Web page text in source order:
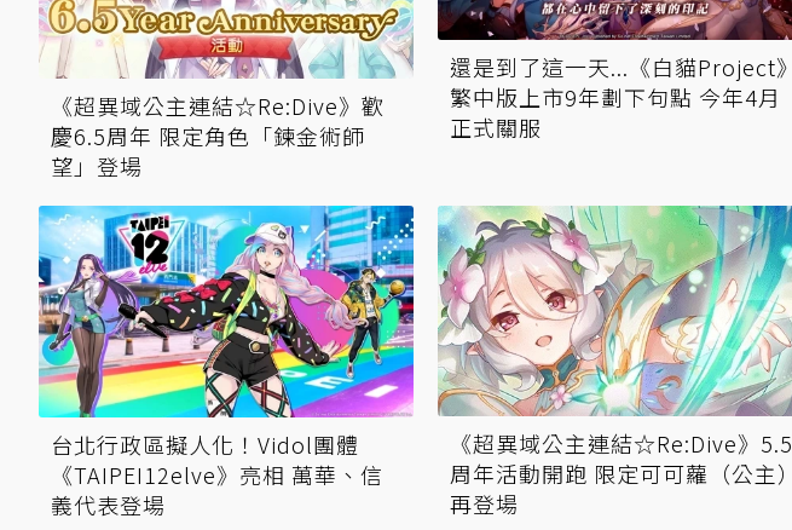
《超異域公主連結☆Re:Dive》歡
慶6.5周年 限定角色「鍊金術師
望」登場
還是到了這一天...《白貓Project》
繁中版上市9年劃下句點 今年4月
正式關服
台北行政區擬人化！Vidol團體
《TAIPEI12elve》亮相 萬華、信
義代表登場
《超異域公主連結☆Re:Dive》5.5
周年活動開跑 限定可可蘿（公主）
再登場